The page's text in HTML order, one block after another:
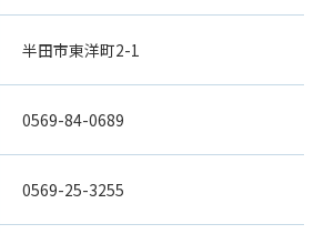
半田市東洋町2-1
0569-84-0689
0569-25-3255